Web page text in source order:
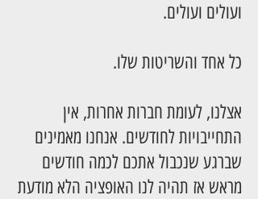
ועולים ועולים.
כל אחד והשריטות שלו.
אצלנו, לעומת חברות אחרות, אין
התחייבויות לחודשים. אנחנו מאמינים
שברגע שנכבול אתכם לכמה חודשים
מראש אז תהיה לנו האופציה הלא מודעת